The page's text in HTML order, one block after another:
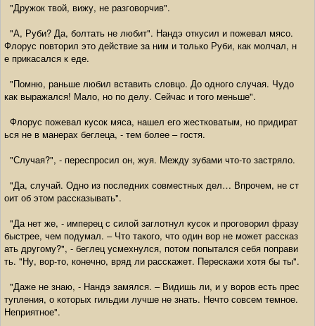
"Дружок твой, вижу, не разговорчив".
"А, Руби? Да, болтать не любит". Нандэ откусил и пожевал мясо.
Флорус повторил это действие за ним и только Руби, как молчал, н
е прикасался к еде.
"Помню, раньше любил вставить словцо. До одного случая. Чудо
как выражался! Мало, но по делу. Сейчас и того меньше".
Флорус пожевал кусок мяса, нашел его жестковатым, но придират
ься не в манерах беглеца, - тем более – гостя.
"Случая?", - переспросил он, жуя. Между зубами что-то застряло.
"Да, случай. Одно из последних совместных дел… Впрочем, не ст
оит об этом рассказывать".
"Да нет же, - имперец с силой заглотнул кусок и проговорил фразу
быстрее, чем подумал. – Что такого, что один вор не может рассказ
ать другому?", - беглец усмехнулся, потом попытался себя поправи
ть. "Ну, вор-то, конечно, вряд ли расскажет. Перескажи хотя бы ты".
"Даже не знаю, - Нандэ замялся. – Видишь ли, и у воров есть прес
тупления, о которых гильдии лучше не знать. Нечто совсем темное.
Неприятное".